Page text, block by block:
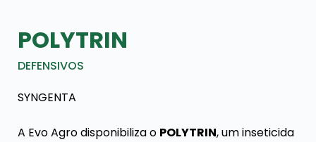
POLYTRIN
DEFENSIVOS
SYNGENTA
A Evo Agro disponibiliza o POLYTRIN, um inseticida